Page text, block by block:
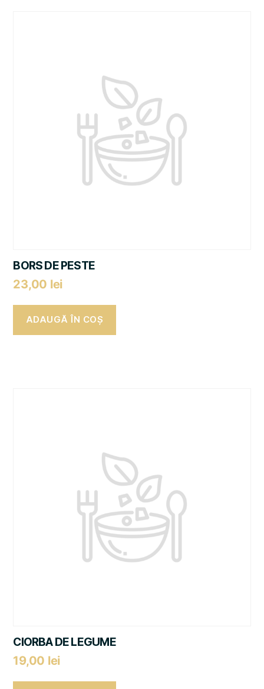
BORS DE PESTE
23,00 lei
ADAUGĂ ÎN COȘ
CIORBA DE LEGUME
19,00 lei